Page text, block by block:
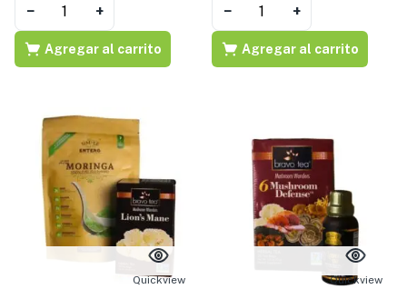
− +
Agregar al carrito
− +
Agregar al carrito
Quickview Quickview